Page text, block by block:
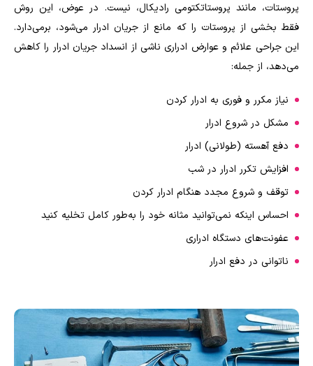
پروستات، مانند پروستاتکتومی رادیکال، نیست. در عوض، این روش
فقط بخشی از پروستات را که مانع از جریان ادرار می‌شود، برمی‌دارد.
این جراحی علائم و عوارض ادراری ناشی از انسداد جریان ادرار را کاهش
می‌دهد، از جمله:
نیاز مکرر و فوری به ادرار کردن
مشکل در شروع ادرار
دفع آهسته (طولانی) ادرار
افزایش تکرر ادرار در شب
توقف و شروع مجدد هنگام ادرار کردن
احساس اینکه نمی‌توانید مثانه خود را به‌طور کامل تخلیه کنید
عفونت‌های دستگاه ادراری
ناتوانی در دفع ادرار